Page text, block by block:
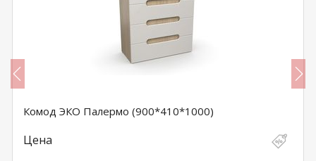
Комод ЭКО Палермо (900*410*1000)
Цена